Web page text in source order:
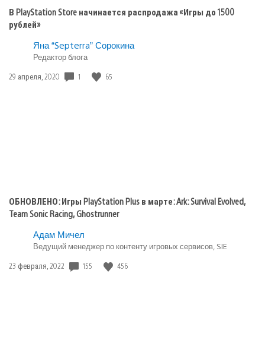
В PlayStation Store начинается распродажа «Игры до 1500
рублей»
Яна “Septerra” Сорокина
Редактор блога
Дата
29 апреля, 2020 1 65
ОБНОВЛЕНО: Игры PlayStation Plus в марте: Ark: Survival Evolved,
Team Sonic Racing, Ghostrunner
Адам Мичел
Ведущий менеджер по контенту игровых сервисов, SIE
Дата
23 февраля, 2022 155 456